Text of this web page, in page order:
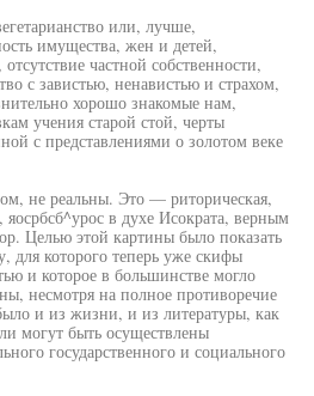
или, лучше,
имущества, жен и детей,
частной собственности,
с завистью, ненавистью и страхом,
хорошо знакомые нам,
учения старой стой, черты
с представлениями о золотом веке
не реальны. Это — риторическая,
в духе Исократа, верным
Целью этой картины было показать
для которого теперь уже скифы
и которое в большинстве могло
несмотря на полное противоречие
и из жизни, и из литературы, как
могут быть осуществлены
государственного и социального